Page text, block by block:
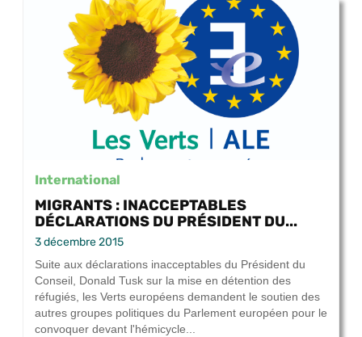
International
MIGRANTS : INACCEPTABLES
DÉCLARATIONS DU PRÉSIDENT DU...
3 décembre 2015
Suite aux déclarations inacceptables du Président du
Conseil, Donald Tusk sur la mise en détention des
réfugiés, les Verts européens demandent le soutien des
autres groupes politiques du Parlement européen pour le
convoquer devant l'hémicycle...